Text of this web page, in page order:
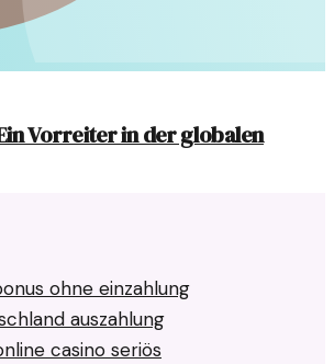
Vorreiter in der globalen
ohne einzahlung
auszahlung
casino seriös